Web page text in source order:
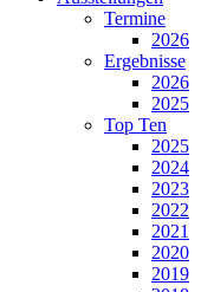
Termine
2026
Ergebnisse
2026
2025
Top Ten
2025
2024
2023
2022
2021
2020
2019